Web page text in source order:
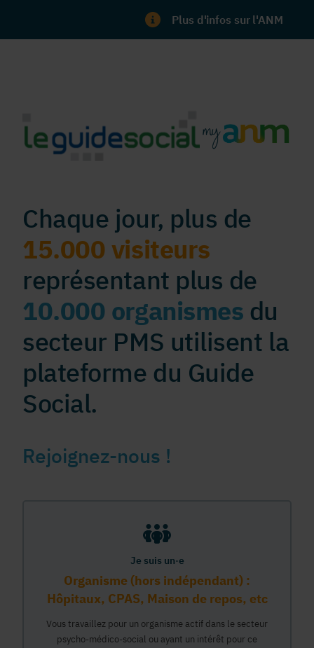
Plus d'infos sur l'ANM
Chaque jour, plus de
15.000 visiteurs
représentant plus de
10.000 organismes du
secteur PMS utilisent la
plateforme du Guide
Social.
Rejoignez-nous !
Je suis un·e
Organisme (hors indépendant) :
Hôpitaux, CPAS, Maison de repos, etc
Vous travaillez pour un organisme actif dans le secteur
psycho-médico-social ou ayant un intérêt pour ce